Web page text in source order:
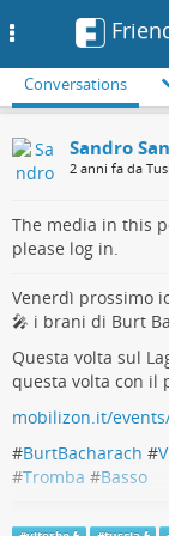
Conversations
Sandro
2 anni fa da
The media in this
please log in.
Venerdì prossimo
🎤 i brani di Burt
Questa volta sul
questa volta con il
mobilizon.it/
#BurtBacharach #
#Tromba #Basso
Hello,